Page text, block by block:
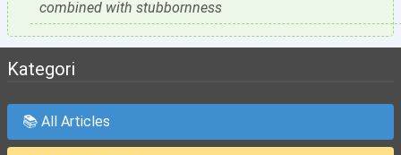
combined with stubbornness
Kategori
📚 All Articles